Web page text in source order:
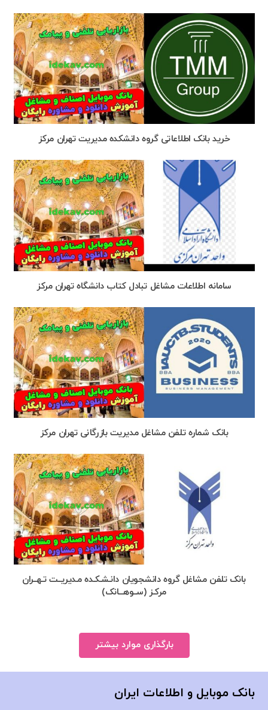
خرید بانک اطلاعاتی گروه دانشکده مدیریت تهران مرکز
سامانه اطلاعات مشاغل تبادل کتاب دانشگاه تهران مركز
بانک شماره تلفن مشاغل مدیریت بازرگانی تهران مرکز
بانک تلفن مشاغل گروه دانشجویان دانـشـکـده مـدیریــت تـهــران
مرکـز (ســوهـــانک)
بارگذاری موارد بیشتر
بانک موبایل و اطلاعات ایران